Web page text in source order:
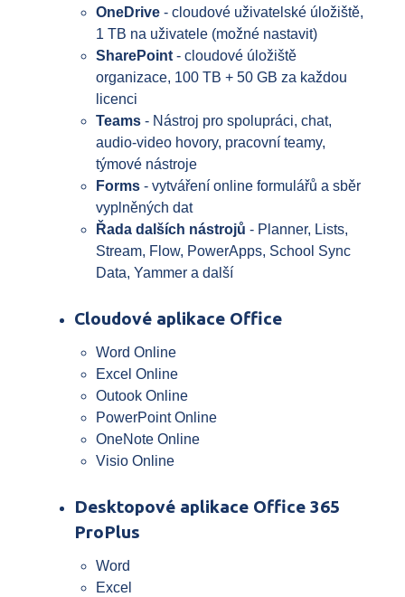
OneDrive - cloudové uživatelské úložiště,
1 TB na uživatele (možné nastavit)
SharePoint - cloudové úložiště
organizace, 100 TB + 50 GB za každou
licenci
Teams - Nástroj pro spolupráci, chat,
audio-video hovory, pracovní teamy,
týmové nástroje
Forms - vytváření online formulářů a sběr
vyplněných dat
Řada dalších nástrojů - Planner, Lists,
Stream, Flow, PowerApps, School Sync
Data, Yammer a další
Cloudové aplikace Office
Word Online
Excel Online
Outook Online
PowerPoint Online
OneNote Online
Visio Online
Desktopové aplikace Office 365
ProPlus
Word
Excel